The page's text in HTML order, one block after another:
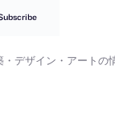
・デザイン・アートの